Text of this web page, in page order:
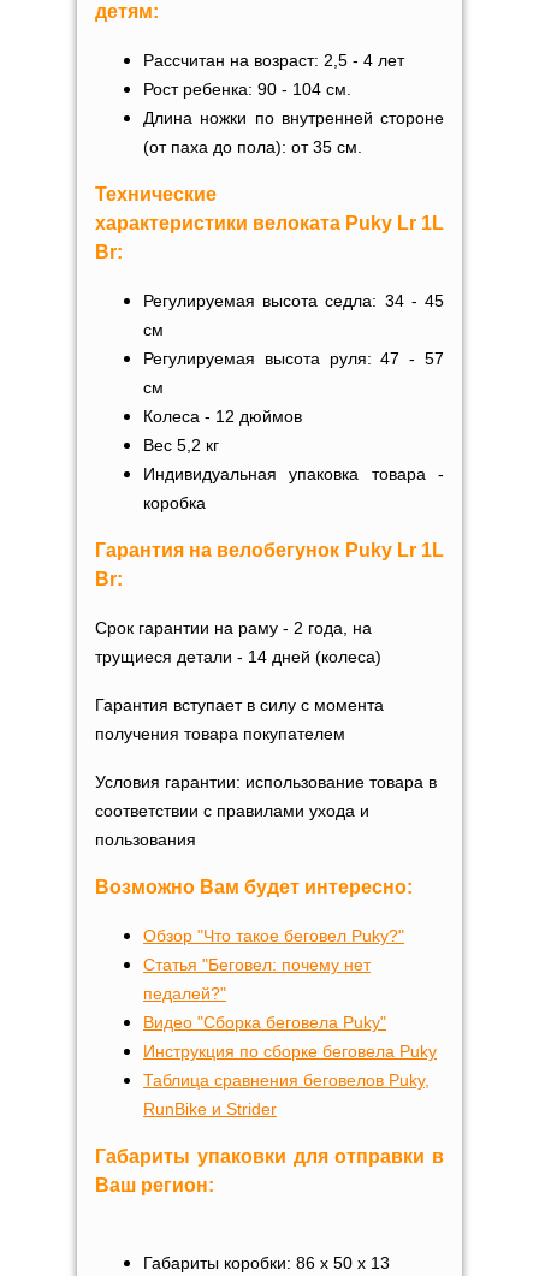
детям:
Рассчитан на возраст: 2,5 - 4 лет
Рост ребенка: 90 - 104 см.
Длина ножки по внутренней стороне
(от паха до пола): от35 см.
Технические
характеристики велоката Puky Lr 1L
Br:
Регулируемая высота седла: 34 - 45
см
Регулируемая высота руля:47 - 57
см
Колеса - 12 дюймов
Вес 5,2 кг
Индивидуальная упаковка товара -
коробка
Гарантия на велобегунок Puky Lr 1L
Br:
Срок гарантии на раму - 2 года, на
трущиеся детали - 14 дней (колеса)
Гарантия вступает в силу с момента
получения товара покупателем
Условия гарантии: использование товара в
соответствии с правилами ухода и
пользования
Возможно Вам будет интересно:
Обзор "Что такое беговел Puky?"
Статья "Беговел: почему нет
педалей?"
Видео "Сборка беговела Puky"
Инструкция по сборке беговела Puky
Таблица сравнения беговелов Puky,
RunBike и Strider
Габариты упаковки для отправки в
Ваш регион:
Габариты коробки: 86 х 50 х 13